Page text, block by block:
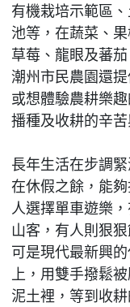
有機栽培示範區
池等，在蔬菜、
草莓、龍眼及蕃
潮州市民農園還
或想體驗農耕樂
播種及收耕的辛苦
長年生活在步調
在休假之餘，能
人選擇單車遊樂
山客，有人則狠
可是現代最新興
上，用雙手撥鬆
泥土裡，等到收